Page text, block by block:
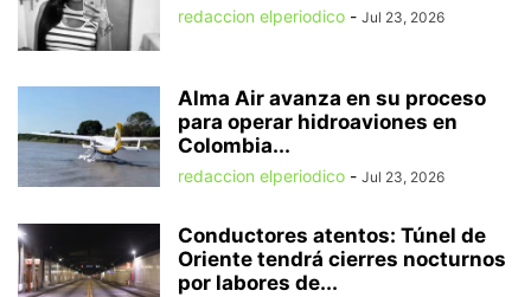
redaccion elperiodico - Jul 23, 2026
Alma Air avanza en su proceso
para operar hidroaviones en
Colombia...
redaccion elperiodico - Jul 23, 2026
Conductores atentos: Túnel de
Oriente tendrá cierres nocturnos
por labores de...